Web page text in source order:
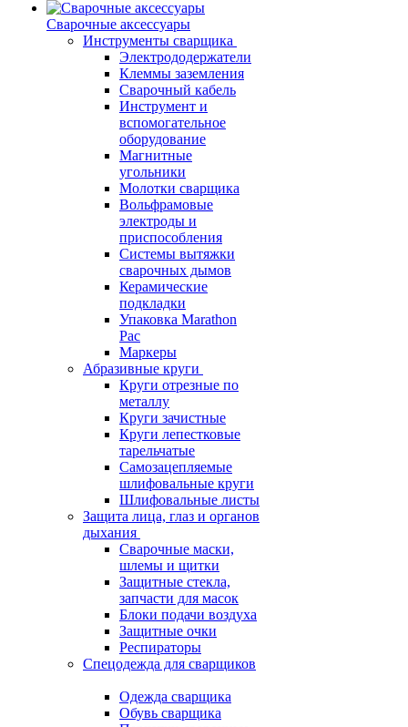
Сварочные аксессуары
Инструменты сварщика
Электрододержатели
Клеммы заземления
Сварочный кабель
Инструмент и
вспомогательное
оборудование
Магнитные
угольники
Молотки сварщика
Вольфрамовые
электроды и
приспособления
Системы вытяжки
сварочных дымов
Керамические
подкладки
Упаковка Marathon
Pac
Маркеры
Абразивные круги
Круги отрезные по
металлу
Круги зачистные
Круги лепестковые
тарельчатые
Самозацепляемые
шлифовальные круги
Шлифовальные листы
Защита лица, глаз и органов
дыхания
Сварочные маски,
шлемы и щитки
Защитные стекла,
запчасти для масок
Блоки подачи воздуха
Защитные очки
Респираторы
Спецодежда для сварщиков
Одежда сварщика
Обувь сварщика